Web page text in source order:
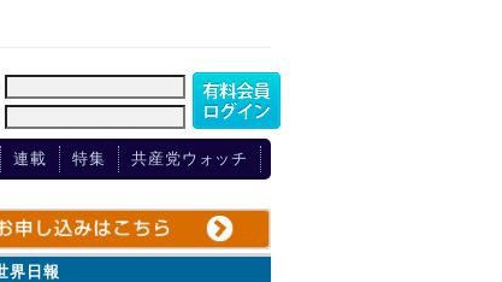
連載 特集 共産党ウォッチ
界日報